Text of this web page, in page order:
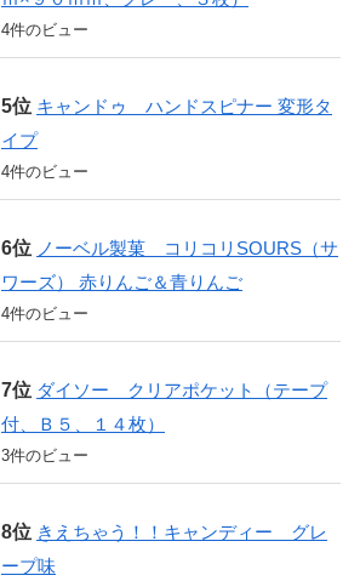
4件のビュー
キャンドゥ ハンドスピナー 変形タ
イプ
4件のビュー
ノーベル製菓 コリコリSOURS（サ
ワーズ） 赤りんご＆青りんご
4件のビュー
ダイソー クリアポケット（テープ
付、Ｂ５、１４枚）
3件のビュー
きえちゃう！！キャンディー グレ
ープ味